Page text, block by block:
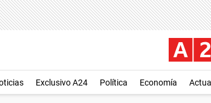
Exclusivo A24 Política Economía